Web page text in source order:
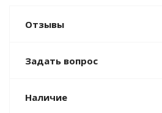
Отзывы
Задать вопрос
Наличие